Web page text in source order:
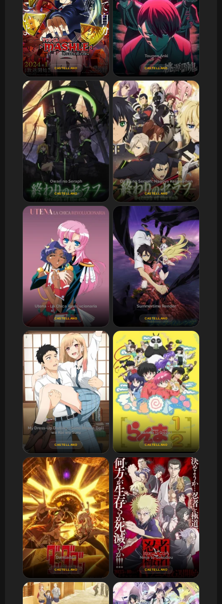
Mashle
CASTELLANO
Tougen Anki
CASTELLANO
Owari no Seraph
CASTELLANO
Owari no Seraph: Nagoya Kessen-hen
CASTELLANO
Utena - La Chica Revolucionaria
CASTELLANO
Summertime Render
CASTELLANO
My Dress-Up Darling - Sono Bisque Doll
wa Koi wo Suru
CASTELLANO
Ranma ½ (2024)
CASTELLANO
Dandadan
CASTELLANO
Ninja to Gokudou
CASTELLANO